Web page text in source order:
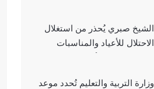
الشيخ صبري يُحذر من استغلال
الاحتلال للأعياد والمناسبات
وزارة التربية والتعليم تُحدد موعد